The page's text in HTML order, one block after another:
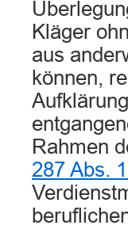
Kläger
aus
können,
Rahmen
287 Abs.